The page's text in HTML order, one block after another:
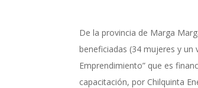
De la provincia de Marga
beneficiadas (34 mujeres y un
Emprendimiento” que es
capacitación, por Chilquinta